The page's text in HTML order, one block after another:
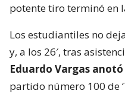
potente tiro terminó en
Los estudiantiles no
y, a los 26′, tras
Eduardo Vargas
partido número 100 de